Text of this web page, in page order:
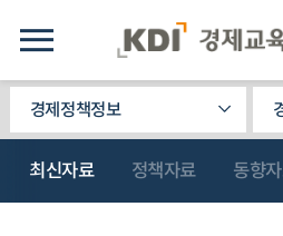
경제정책정보
최신자료 정책자료 동향